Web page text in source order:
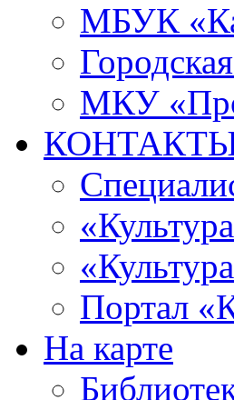
МБУК
МКУ
Портал
На карте